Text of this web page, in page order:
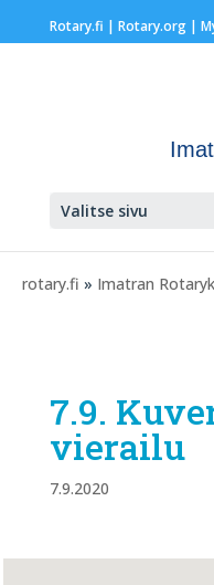
Rotary.fi | Rotary.org|
Valitse sivu
rotary.fi » Imatran
7.9.
vierailu
7.9.2020